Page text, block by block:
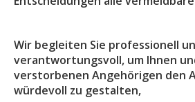
Wir begleiten Sie professionell
verantwortungsvoll, um Ihnen
verstorbenen Angehörigen den
würdevoll zu gestalten,